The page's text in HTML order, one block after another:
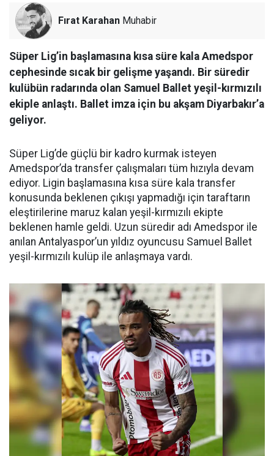
Fırat Karahan Muhabir
Süper Lig’in başlamasına kısa süre kala Amedspor
cephesinde sıcak bir gelişme yaşandı. Bir süredir
kulübün radarında olan Samuel Ballet yeşil-kırmızılı
ekiple anlaştı. Ballet imza için bu akşam Diyarbakır’a
geliyor.
Süper Lig’de güçlü bir kadro kurmak isteyen
Amedspor’da transfer çalışmaları tüm hızıyla devam
ediyor. Ligin başlamasına kısa süre kala transfer
konusunda beklenen çıkışı yapmadığı için taraftarın
eleştirilerine maruz kalan yeşil-kırmızılı ekipte
beklenen hamle geldi. Uzun süredir adı Amedspor ile
anılan Antalyaspor’un yıldız oyuncusu Samuel Ballet
yeşil-kırmızılı kulüp ile anlaşmaya vardı.